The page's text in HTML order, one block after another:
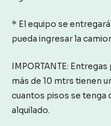
* El equipo se
pueda ingresar la
IMPORTANTE:
más de 10 mtrs tienen
cuantos pisos se tenga
alquilado.